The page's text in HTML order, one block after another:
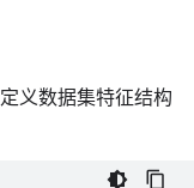
定义数据集特征结构